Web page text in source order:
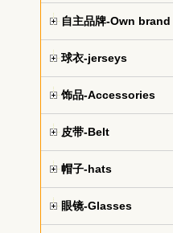
自主品牌-Own brand
球衣-jerseys
饰品-Accessories
皮带-Belt
帽子-hats
眼镜-Glasses